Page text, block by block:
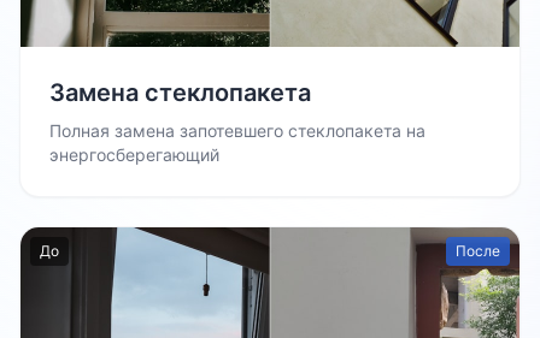
Замена стеклопакета
Полная замена запотевшего стеклопакета на
энергосберегающий
До После